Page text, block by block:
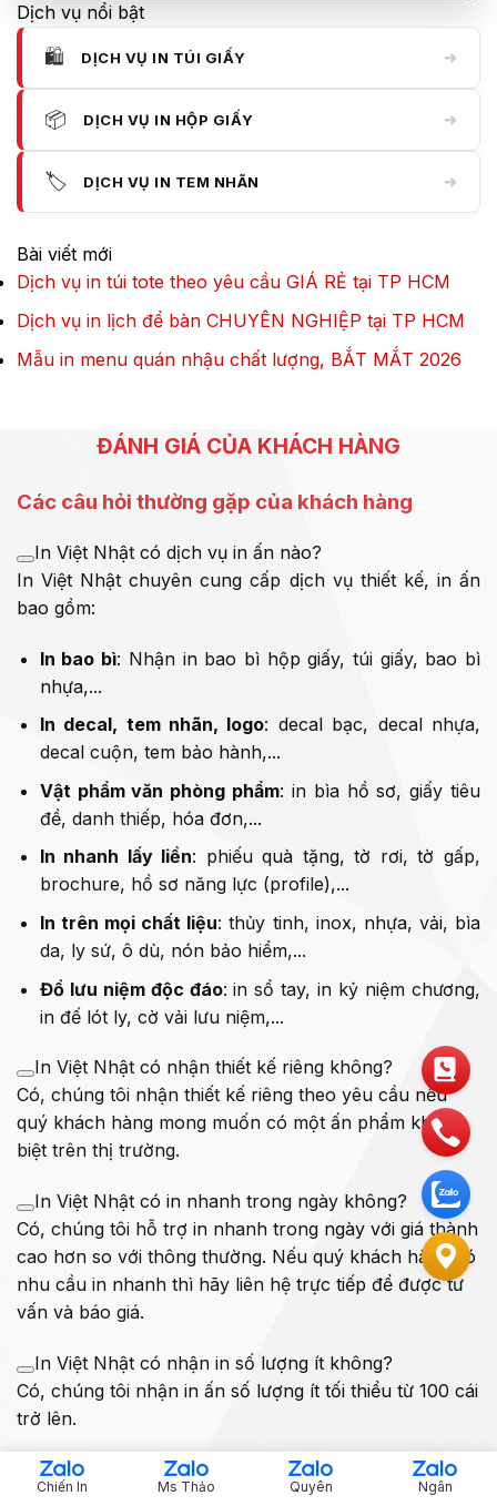
Dịch vụ nổi bật
🛍️ DỊCH VỤ IN TÚI GIẤY ➔
📦 DỊCH VỤ IN HỘP GIẤY ➔
🏷️ DỊCH VỤ IN TEM NHÃN ➔
Bài viết mới
Dịch vụ in túi tote theo yêu cầu GIÁ RẺ tại TP HCM
Dịch vụ in lịch để bàn CHUYÊN NGHIỆP tại TP HCM
Mẫu in menu quán nhậu chất lượng, BẮT MẮT 2026
ĐÁNH GIÁ CỦA KHÁCH HÀNG
Các câu hỏi thường gặp của khách hàng
In Việt Nhật có dịch vụ in ấn nào?
In Việt Nhật chuyên cung cấp dịch vụ thiết kế, in ấn
bao gồm:
In bao bì: Nhận in bao bì hộp giấy, túi giấy, bao bì
nhựa,...
In decal, tem nhãn, logo: decal bạc, decal nhựa,
decal cuộn, tem bảo hành,...
Vật phẩm văn phòng phẩm: in bìa hồ sơ, giấy tiêu
đề, danh thiếp, hóa đơn,...
In nhanh lấy liền: phiếu quà tặng, tờ rơi, tờ gấp,
brochure, hồ sơ năng lực (profile),...
In trên mọi chất liệu: thủy tinh, inox, nhựa, vải, bìa
da, ly sứ, ô dù, nón bảo hiểm,...
Đồ lưu niệm độc đáo: in sổ tay, in kỷ niệm chương,
in đế lót ly, cờ vải lưu niệm,...
In Việt Nhật có nhận thiết kế riêng không?
Có, chúng tôi nhận thiết kế riêng theo yêu cầu nếu
quý khách hàng mong muốn có một ấn phẩm khác
biệt trên thị trường.
In Việt Nhật có in nhanh trong ngày không?
Có, chúng tôi hỗ trợ in nhanh trong ngày với giá thành
cao hơn so với thông thường. Nếu quý khách hàng có
nhu cầu in nhanh thì hãy liên hệ trực tiếp để được tư
vấn và báo giá.
In Việt Nhật có nhận in số lượng ít không?
Có, chúng tôi nhận in ấn số lượng ít tối thiểu từ 100 cái
trở lên.
Thời gian hoàn thành một đơn hàng trong bao lâu?
Thời gian hoàn thành đơn hàng thông thường từ 3 - 5
Chiến In Ms Thảo Quyên Ngân